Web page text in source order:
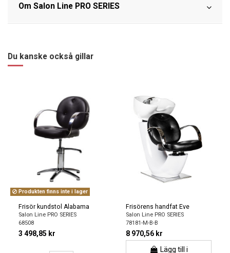
Om Salon Line PRO SERIES
Du kanske också gillar
Produkten finns inte i lager
Frisör kundstol Alabama
Salon Line PRO SERIES
68508
3 498,85 kr
Frisörens handfat Eve
Salon Line PRO SERIES
78181-M-B-B
8 970,56 kr
Lägg till i